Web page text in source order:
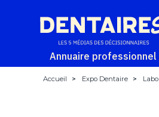
Annuaire professionnel
Accueil > Expo Dentaire >